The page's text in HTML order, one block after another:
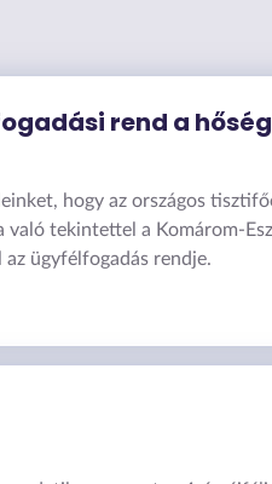
rend a
hogy az országos
való tekintettel a Komárom-
ügyfélfogadás rendje.